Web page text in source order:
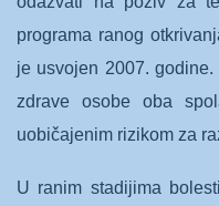
programa ranog
je usvojen 2007.
zdrave osobe oba
uobičajenim rizikom za
U ranim stadijima